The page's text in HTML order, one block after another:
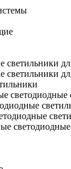
светильники
светильники
светодиодные
светодиодные